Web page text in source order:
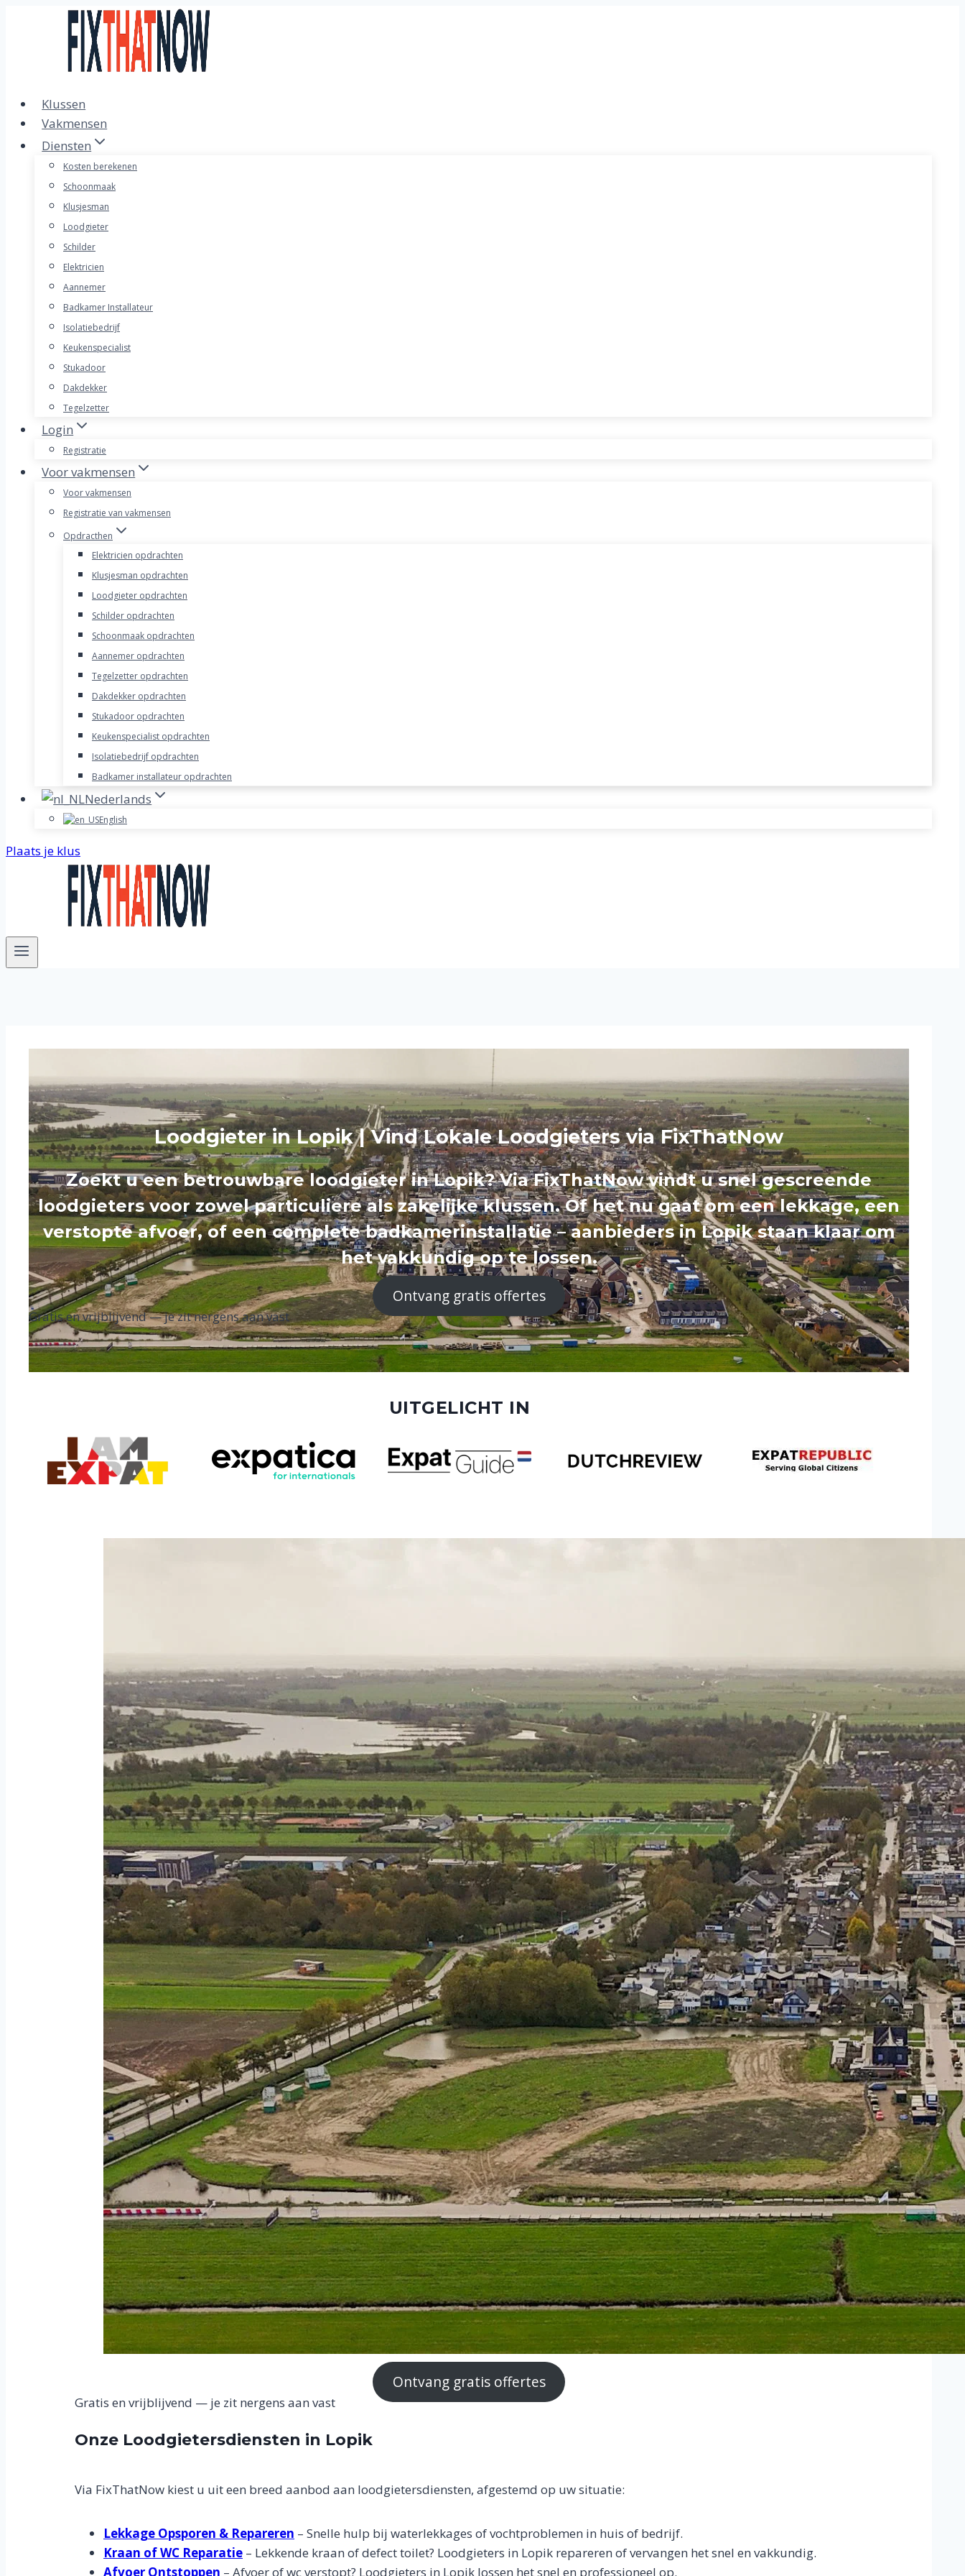
Klussen
Vakmensen
Diensten
Kosten berekenen
Schoonmaak
Klusjesman
Loodgieter
Schilder
Elektricien
Aannemer
Badkamer Installateur
Isolatiebedrijf
Keukenspecialist
Stukadoor
Dakdekker
Tegelzetter
Login
Registratie
Voor vakmensen
Voor vakmensen
Registratie van vakmensen
Opdracthen
Elektricien opdrachten
Klusjesman opdrachten
Loodgieter opdrachten
Schilder opdrachten
Schoonmaak opdrachten
Aannemer opdrachten
Tegelzetter opdrachten
Dakdekker opdrachten
Stukadoor opdrachten
Keukenspecialist opdrachten
Isolatiebedrijf opdrachten
Badkamer installateur opdrachten
Nederlands
English
Plaats je klus
Loodgieter in Lopik | Vind Lokale Loodgieters via FixThatNow
Zoekt u een betrouwbare loodgieter in Lopik? Via FixThatNow vindt u snel gescreende
loodgieters voor zowel particuliere als zakelijke klussen. Of het nu gaat om een lekkage, een
verstopte afvoer, of een complete badkamerinstallatie – aanbieders in Lopik staan klaar om
het vakkundig op te lossen.
Ontvang gratis offertes
Gratis en vrijblijvend — je zit nergens aan vast
UITGELICHT IN
Ontvang gratis offertes
Gratis en vrijblijvend — je zit nergens aan vast
Onze Loodgietersdiensten in Lopik
Via FixThatNow kiest u uit een breed aanbod aan loodgietersdiensten, afgestemd op uw situatie:
Lekkage Opsporen & Repareren – Snelle hulp bij waterlekkages of vochtproblemen in huis of bedrijf.
Kraan of WC Reparatie – Lekkende kraan of defect toilet? Loodgieters in Lopik repareren of vervangen het snel en vakkundig.
Afvoer Ontstoppen – Afvoer of wc verstopt? Loodgieters in Lopik lossen het snel en professioneel op.